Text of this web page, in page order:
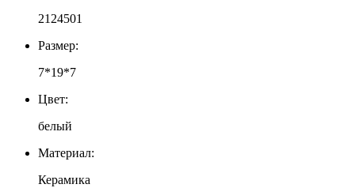
2124501
Размер:
7*19*7
Цвет:
белый
Материал:
Керамика